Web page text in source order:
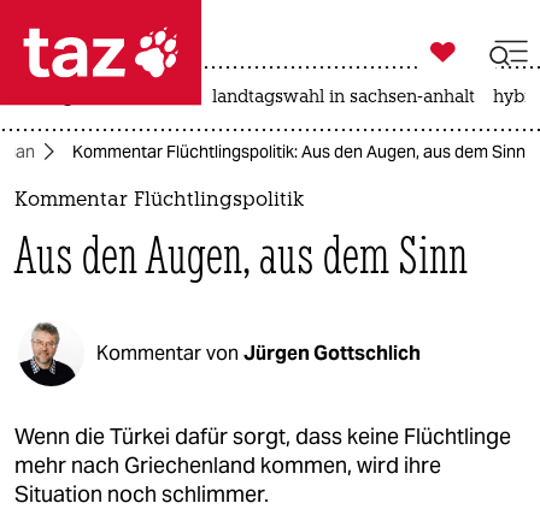
 taz zahl ich
taz zahl ich
politik
öko
gesellschaft
kultur
sport

taz zahl ich
landtagswahl in sachsen-anhalt
Kommentar Flüchtlingspolitik: Aus den Augen, aus dem Sinn
Kommentar Flüchtlingspolitik
Aus den Augen, aus dem Sinn
Kommentar von Jürgen Gottschlich
Wenn die Türkei dafür sorgt, dass keine Flüchtlinge
mehr nach Griechenland kommen, wird ihre
Situation noch schlimmer.